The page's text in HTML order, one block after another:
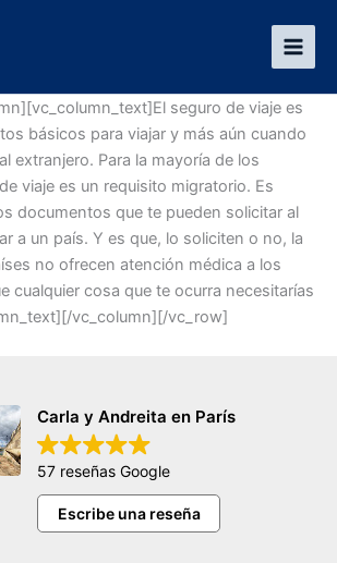
seguro de viaje es
básicos para viajar y más aún cuando
extranjero. Para la mayoría de los
viaje es un requisito migratorio. Es
documentos que te pueden solicitar al
a un país. Y es que, lo soliciten o no, la
no ofrecen atención médica a los
cualquier cosa que te ocurra necesitarías
vc_column][/vc_row]
Carla y Andreita en París
57 reseñas Google
Escribe una reseña